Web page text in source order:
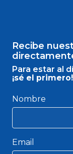
Recibe
Para estar al
¡sé el primero!
Nombre
Email